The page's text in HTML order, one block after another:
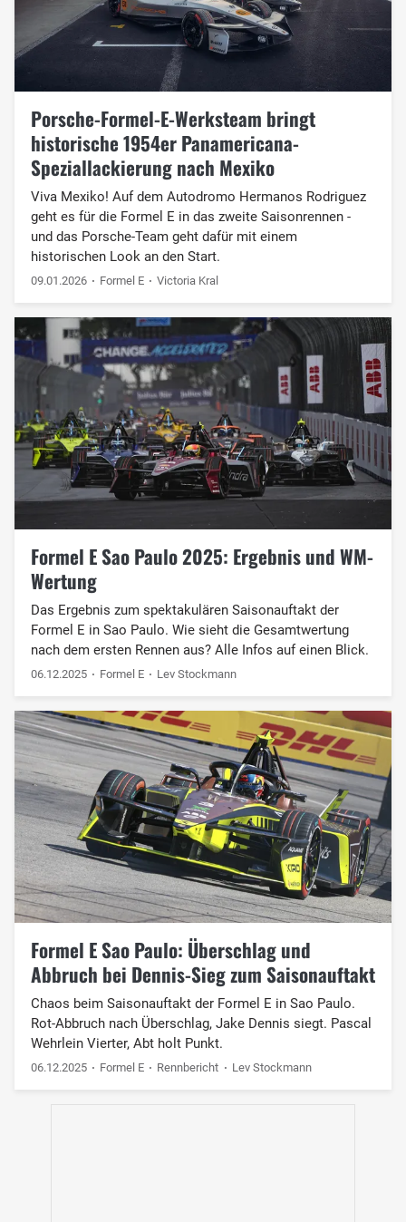
Porsche-Formel-E-Werksteam bringt
historische 1954er Panamericana-
Speziallackierung nach Mexiko
Viva Mexiko! Auf dem Autodromo Hermanos Rodriguez
geht es für die Formel E in das zweite Saisonrennen -
und das Porsche-Team geht dafür mit einem
historischen Look an den Start.
09.01.2026 Formel E Victoria Kral
Formel E Sao Paulo 2025: Ergebnis und WM-
Wertung
Das Ergebnis zum spektakulären Saisonauftakt der
Formel E in Sao Paulo. Wie sieht die Gesamtwertung
nach dem ersten Rennen aus? Alle Infos auf einen Blick.
06.12.2025 Formel E Lev Stockmann
Formel E Sao Paulo: Überschlag und
Abbruch bei Dennis-Sieg zum Saisonauftakt
Chaos beim Saisonauftakt der Formel E in Sao Paulo.
Rot-Abbruch nach Überschlag, Jake Dennis siegt. Pascal
Wehrlein Vierter, Abt holt Punkt.
06.12.2025 Formel E Rennbericht Lev Stockmann